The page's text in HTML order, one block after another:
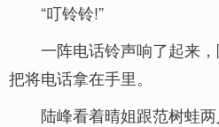
“叮铃铃!”
一阵电话铃声响了起来
把将电话拿在手里。
陆峰看着晴姐跟范树蛙